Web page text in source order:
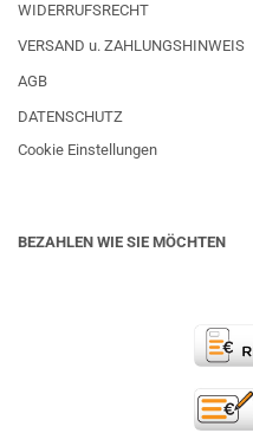
WIDERRUFSRECHT
VERSAND u. ZAHLUNGSHINWEIS
AGB
DATENSCHUTZ
Cookie Einstellungen
BEZAHLEN WIE SIE MÖCHTEN